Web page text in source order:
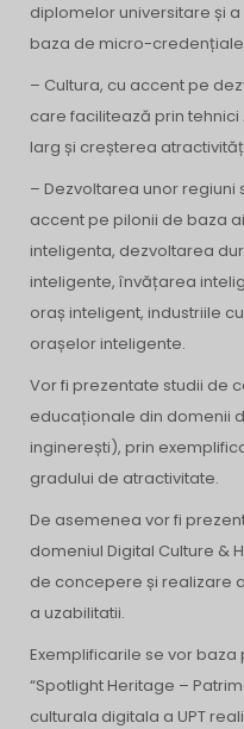
diplomelor universitare și
baza de micro-credențiale
– Cultura, cu accent pe
care facilitează prin tehnici
larg și creșterea
– Dezvoltarea unor regiuni
accent pe pilonii de baza
inteligenta, dezvoltarea
inteligente, învățarea
oraș inteligent, industriile
orașelor inteligente.
Vor fi prezentate studii de
educaționale din domenii
inginerești), prin
gradului de atractivitate.
De asemenea vor fi
domeniul Digital Culture &
de concepere și realizare
a uzabilitatii.
Exemplificarile se vor
“Spotlight Heritage –
culturala digitala a UPT